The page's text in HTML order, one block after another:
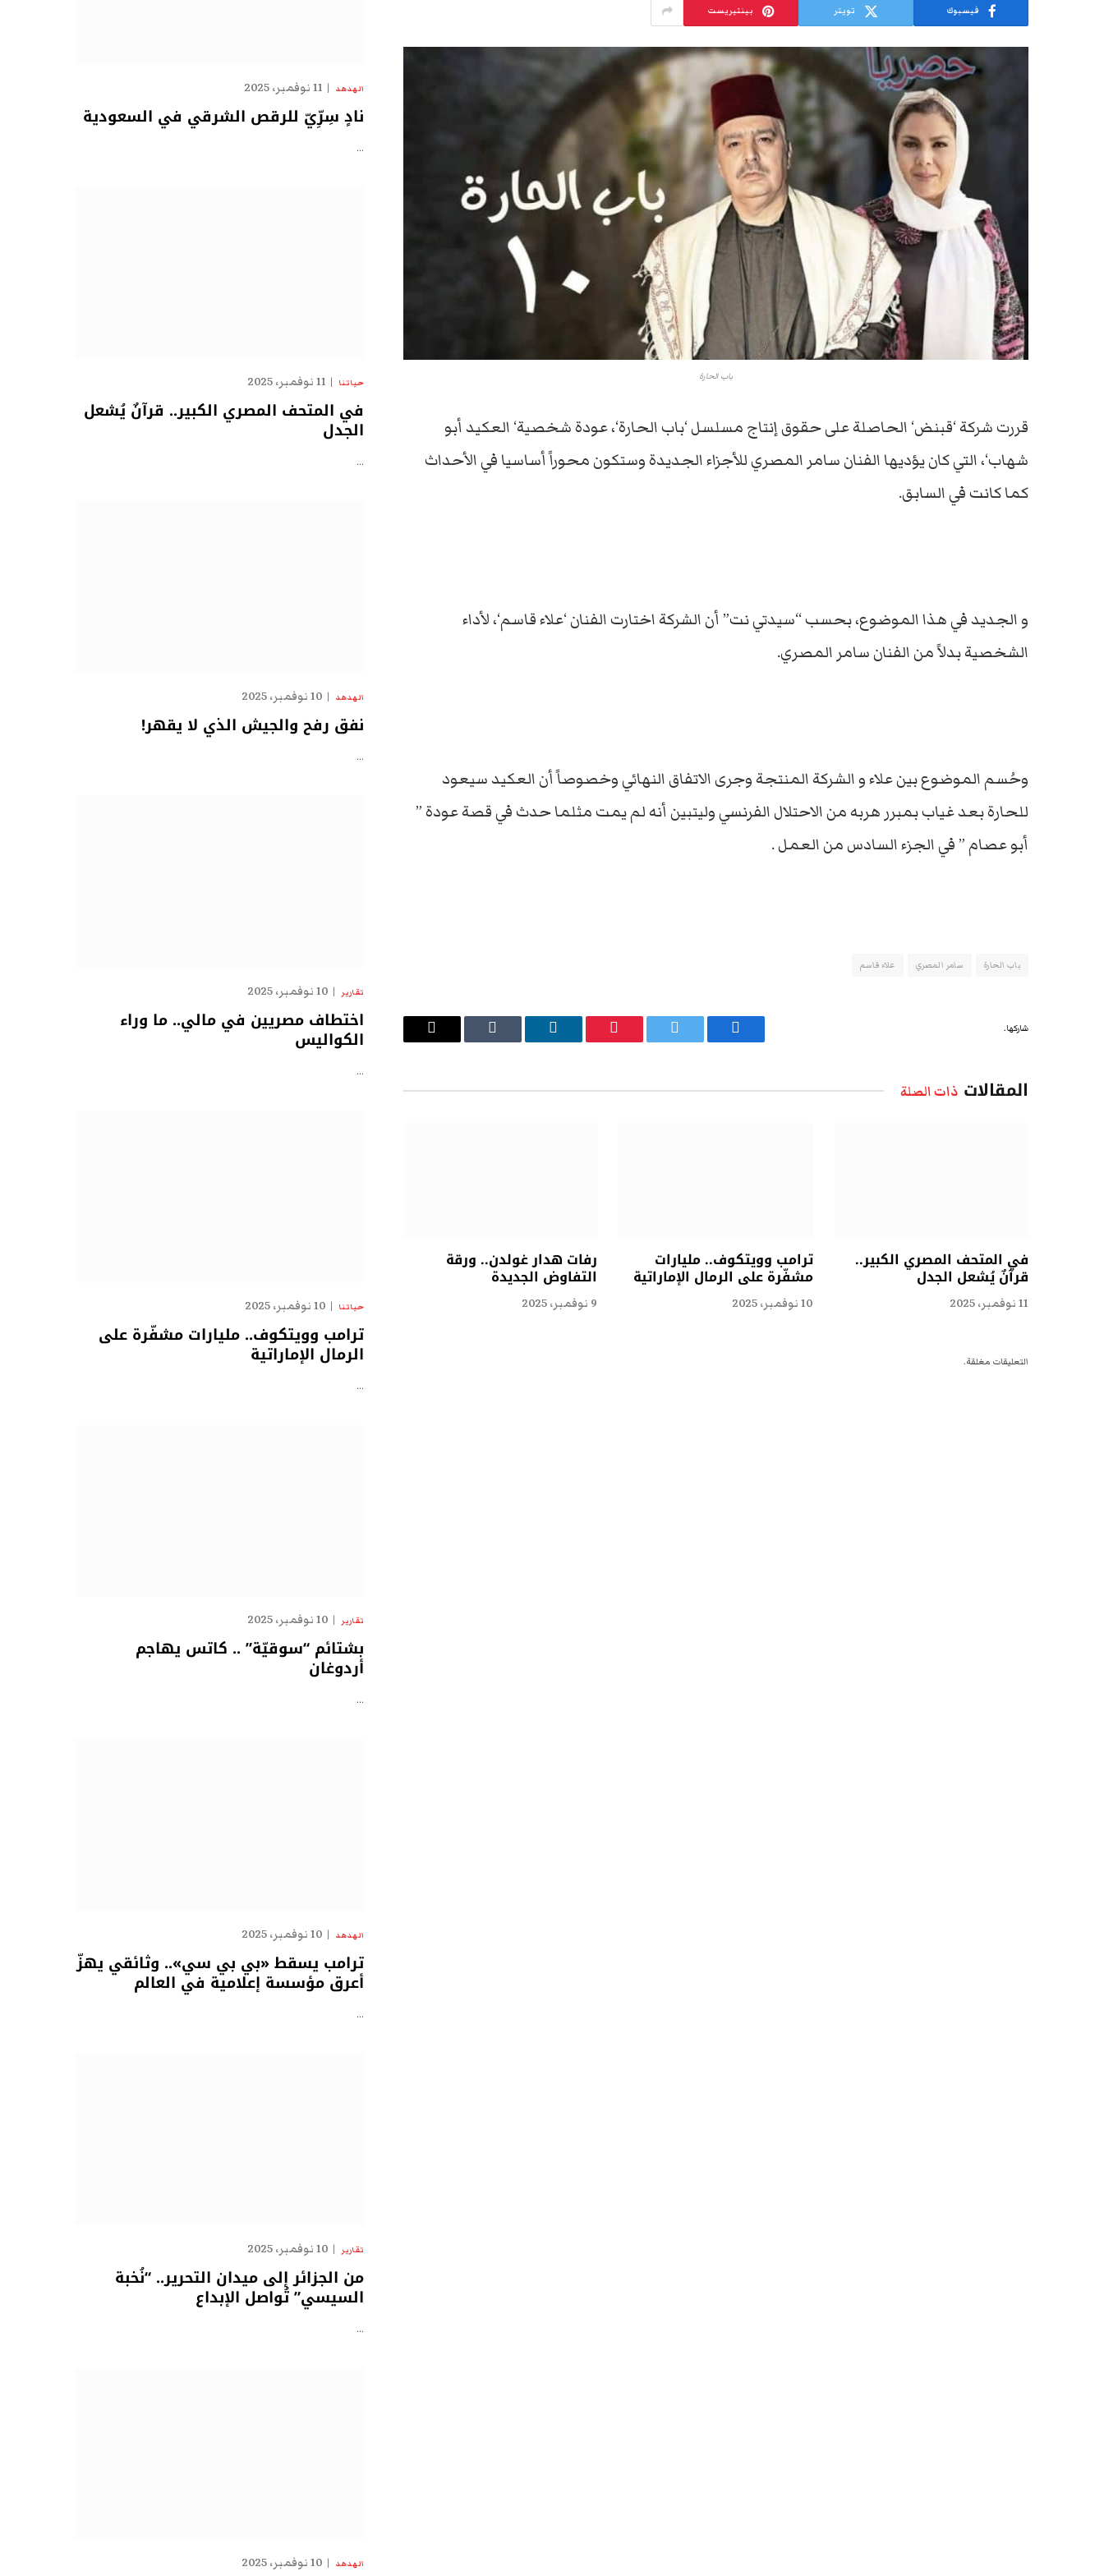
فيسبوك تويتر بينتيريست
باب الحارة
قررت شركة ‘قبنض‘ الحاصلة على حقوق إنتاج مسلسل ‘باب الحارة‘، عودة شخصية‘ العكيد أبو
شهاب‘، التي كان يؤديها الفنان سامر المصري للأجزاء الجديدة وستكون محوراً أساسيا في الأحداث
كما كانت في السابق.
و الجديد في هذا الموضوع، بحسب “سيدتي نت” أن الشركة اختارت الفنان ‘علاء قاسم‘، لأداء
الشخصية بدلاً من الفنان سامر المصري.
وحُسم الموضوع بين علاء و الشركة المنتجة وجرى الاتفاق النهائي وخصوصاً أن العكيد سيعود
للحارة بعد غياب بمبرر هربه من الاحتلال الفرنسي وليتبين أنه لم يمت مثلما حدث في قصة عودة ”
أبو عصام ” في الجزء السادس من العمل .
باب الحارة سامر المصري علاء قاسم
شاركها.
فيسبوك تويتر بينتيريست لينكدإن Tumblr
البريد
المقالات ذات الصلة
في المتحف المصري الكبير..
قرآنٌ يُشعل الجدل
11 نوفمبر، 2025
ترامب وويتكوف.. مليارات
مشفّرة على الرمال الإماراتية
10 نوفمبر، 2025
رفات هدار غولدن.. ورقة
التفاوض الجديدة
9 نوفمبر، 2025
التعليقات مغلقة.
الهدهد 11 نوفمبر، 2025
نادٍ سِرِّيّ للرقص الشرقي في السعودية
…
حياتنا 11 نوفمبر، 2025
في المتحف المصري الكبير.. قرآنٌ يُشعل
الجدل
…
الهدهد 10 نوفمبر، 2025
نفق رفح والجيش الذي لا يقهر!
…
تقارير 10 نوفمبر، 2025
اختطاف مصريين في مالي.. ما وراء
الكواليس
…
حياتنا 10 نوفمبر، 2025
ترامب وويتكوف.. مليارات مشفّرة على
الرمال الإماراتية
…
تقارير 10 نوفمبر، 2025
بشتائم “سوقيّة” .. كاتس يهاجم
أردوغان
…
الهدهد 10 نوفمبر، 2025
ترامب يسقط «بي بي سي».. وثائقي يهزّ
أعرق مؤسسة إعلامية في العالم
…
تقارير 10 نوفمبر، 2025
من الجزائر إلى ميدان التحرير.. “نُخبة
السيسي” تُواصل الإبداع
…
الهدهد 10 نوفمبر، 2025